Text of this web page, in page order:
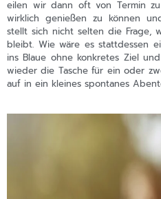
eilen wir dann oft von Termin
wirklich genießen zu können
stellt sich nicht selten die Frage,
bleibt. Wie wäre es stattdessen
ins Blaue ohne konkretes Ziel
wieder die Tasche für ein oder
auf in ein kleines spontanes